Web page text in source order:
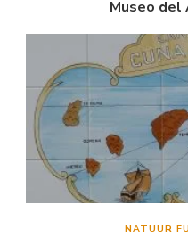
Museo del
NATUUR